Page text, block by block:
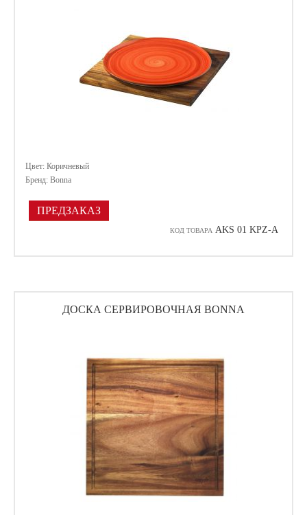
Цвет: Коричневый
Бренд: Bonna
ПРЕДЗАКАЗ
КОД ТОВАРА AKS 01 KPZ-A
ДОСКА СЕРВИРОВОЧНАЯ BONNA